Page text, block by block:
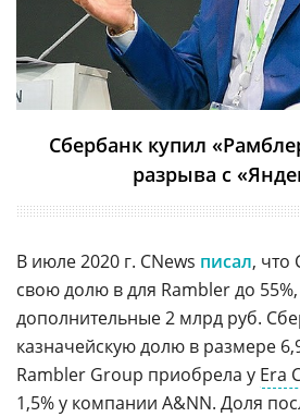
Сбербанк купил
разрыва с
В июле 2020 г. CNews писал, что
свою долю в для Rambler до
дополнительные 2 млрд руб.
казначейскую долю в размере
Rambler Group приобрела у Era
1,5% у компании A&NN. Доля